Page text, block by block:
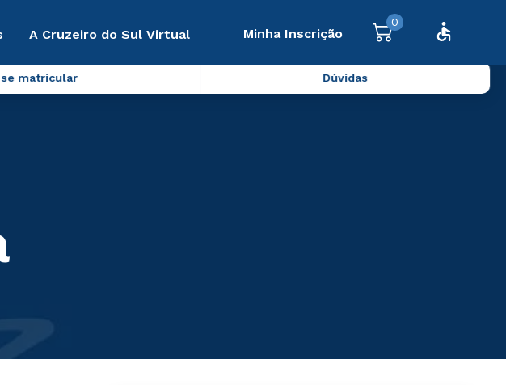
A Cruzeiro do Sul Virtual Minha Inscrição
0
se matricular Dúvidas